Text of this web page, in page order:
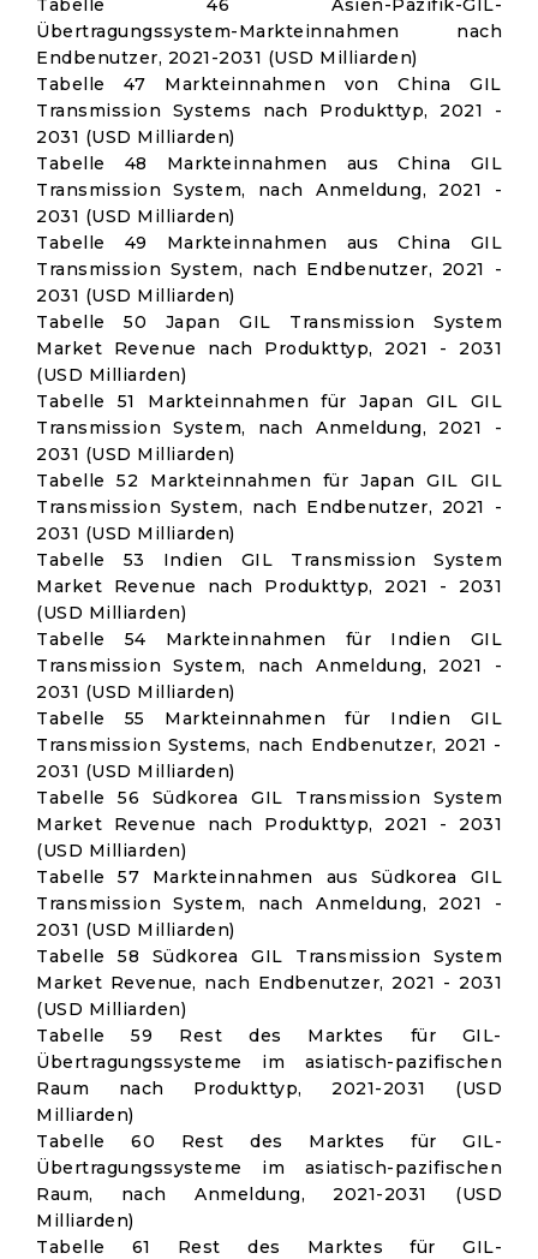
Tabelle 46 Asien-Pazifik-GIL-
Übertragungssystem-Markteinnahmen nach
Endbenutzer, 2021-2031 (USD Milliarden)
Tabelle 47 Markteinnahmen von China GIL
Transmission Systems nach Produkttyp, 2021 -
2031 (USD Milliarden)
Tabelle 48 Markteinnahmen aus China GIL
Transmission System, nach Anmeldung, 2021 -
2031 (USD Milliarden)
Tabelle 49 Markteinnahmen aus China GIL
Transmission System, nach Endbenutzer, 2021 -
2031 (USD Milliarden)
Tabelle 50 Japan GIL Transmission System
Market Revenue nach Produkttyp, 2021 - 2031
(USD Milliarden)
Tabelle 51 Markteinnahmen für Japan GIL GIL
Transmission System, nach Anmeldung, 2021 -
2031 (USD Milliarden)
Tabelle 52 Markteinnahmen für Japan GIL GIL
Transmission System, nach Endbenutzer, 2021 -
2031 (USD Milliarden)
Tabelle 53 Indien GIL Transmission System
Market Revenue nach Produkttyp, 2021 - 2031
(USD Milliarden)
Tabelle 54 Markteinnahmen für Indien GIL
Transmission System, nach Anmeldung, 2021 -
2031 (USD Milliarden)
Tabelle 55 Markteinnahmen für Indien GIL
Transmission Systems, nach Endbenutzer, 2021 -
2031 (USD Milliarden)
Tabelle 56 Südkorea GIL Transmission System
Market Revenue nach Produkttyp, 2021 - 2031
(USD Milliarden)
Tabelle 57 Markteinnahmen aus Südkorea GIL
Transmission System, nach Anmeldung, 2021 -
2031 (USD Milliarden)
Tabelle 58 Südkorea GIL Transmission System
Market Revenue, nach Endbenutzer, 2021 - 2031
(USD Milliarden)
Tabelle 59 Rest des Marktes für GIL-
Übertragungssysteme im asiatisch-pazifischen
Raum nach Produkttyp, 2021-2031 (USD
Milliarden)
Tabelle 60 Rest des Marktes für GIL-
Übertragungssysteme im asiatisch-pazifischen
Raum, nach Anmeldung, 2021-2031 (USD
Milliarden)
Tabelle 61 Rest des Marktes für GIL-